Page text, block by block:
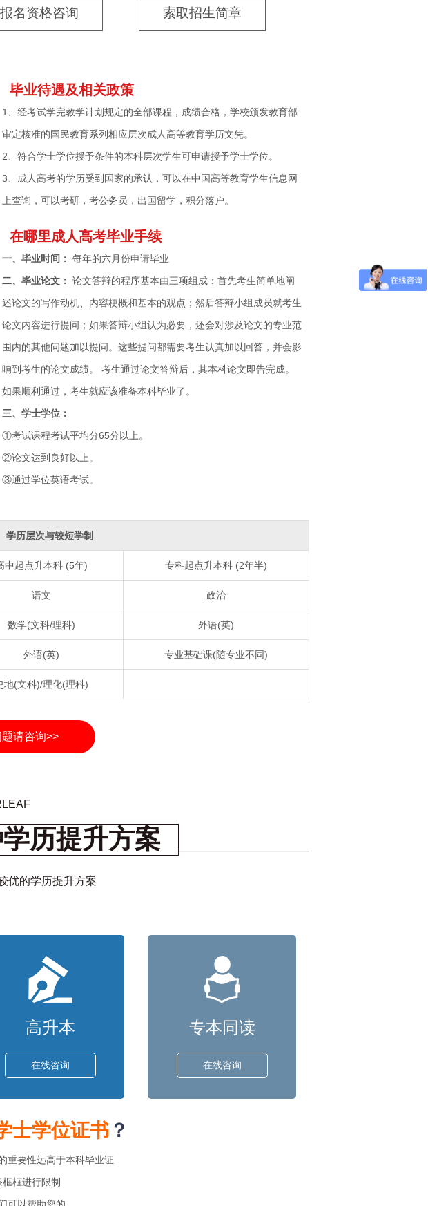
报名资格咨询 索取招生简章
毕业待遇及相关政策
1、经考试学完教学计划规定的全部课程，成绩合格，学校颁发教育部
审定核准的国民教育系列相应层次成人高等教育学历文凭。
2、符合学士学位授予条件的本科层次学生可申请授予学士学位。
3、成人高考的学历受到国家的承认，可以在中国高等教育学生信息网
上查询，可以考研，考公务员，出国留学，积分落户。
在哪里成人高考毕业手续
一、毕业时间： 每年的六月份申请毕业
二、毕业论文： 论文答辩的程序基本由三项组成：首先考生简单地阐
述论文的写作动机、内容梗概和基本的观点；然后答辩小组成员就考生
论文内容进行提问；如果答辩小组认为必要，还会对涉及论文的专业范
围内的其他问题加以提问。这些提问都需要考生认真加以回答，并会影
响到考生的论文成绩。 考生通过论文答辩后，其本科论文即告完成。
如果顺利通过，考生就应该准备本科毕业了。
三、学士学位：
①考试课程考试平均分65分以上。
②论文达到良好以上。
③通过学位英语考试。
学历层次与较短学制
中起点升本科 (5年) 专科起点升本科 (2年半)
语文 政治
数学(文科/理科) 外语(英)
外语(英) 专业基础课(随专业不同)
地(文科)/理化(理科)
请咨询>>
历提升方案
优的学历提升方案
高升本
在线咨询
专本同读
在线咨询
士学位证书 ？
重要性远高于本科毕业证
框进行限制